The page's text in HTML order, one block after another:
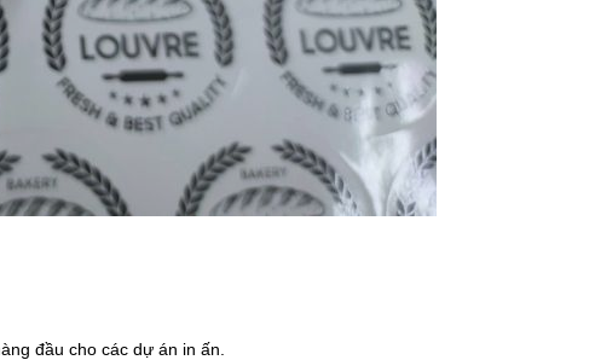
đầu cho các dự án in ấn.